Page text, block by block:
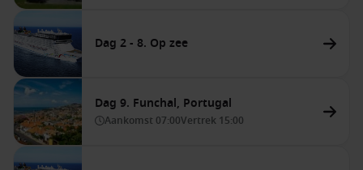
Dag 2 - 8. Op zee
Dag 9. Funchal, Portugal
Aankomst 07:00Vertrek 15:00